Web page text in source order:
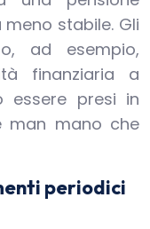
stabile. Gli
ad esempio,
finanziaria a
essere presi in
man mano che
periodici